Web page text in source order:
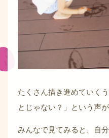
たくさん描き進めていく
とじゃない？」という声が
みんなで見てみると、自